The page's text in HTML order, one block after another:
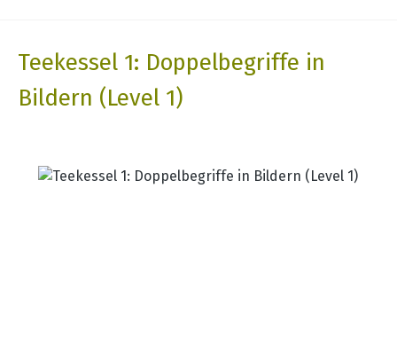
Teekessel 1: Doppelbegriffe in
Bildern (Level 1)
Bildergalerie überspringen